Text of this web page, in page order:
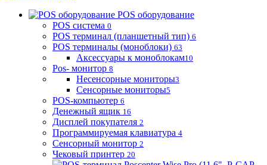
POS оборудование
POS система 0
POS терминал (планшетный тип) 6
POS терминалы (моноблоки) 63
Аксессуары к моноблокам10
Pos- монитор 8
Несенсорные мониторы3
Сенсорные мониторы5
POS-компьютер 6
Денежный ящик 16
Дисплей покупателя 2
Программируемая клавиатура 4
Сенсорный монитор 2
Чековый принтер 20